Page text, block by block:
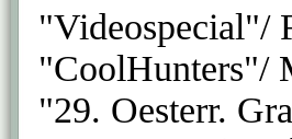
"Videospecial"/
"CoolHunters"/
"29. Oesterr.